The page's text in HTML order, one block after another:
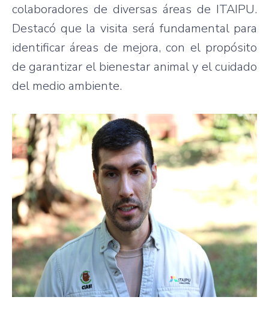
colaboradores de diversas áreas de ITAIPU.
Destacó que la visita será fundamental para
identificar áreas de mejora, con el propósito
de garantizar el bienestar animal y el cuidado
del medio ambiente.